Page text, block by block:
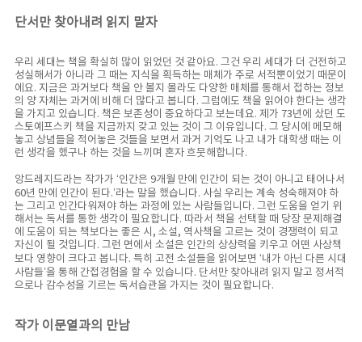
단서만 찾아내려 읽지 말자
우리 세대는 책을 확실히 많이 읽었던 것 같아요. 그건 우리 세대가 더 건전하고
성실해서가 아니라 그 때는 지식을 획득하는 매체가 주로 서적뿐이었기 때문이
에요. 지금은 과거보다 책을 안 볼지 몰라도 다양한 매체를 통해서 접하는 정보
의 양 자체는 과거에 비해 더 많다고 봅니다. 그럼에도 책을 읽어야 한다는 생각
을 가지고 있습니다. 책은 보존성이 중요하다고 보는데요. 제가 73년에 샀던 도
스토예프스키 책을 지금까지 갖고 있는 것이 그 이유입니다. 그 당시에 메모해
놓고 상념들을 적어놓은 것들을 보면서 과거 기억도 나고 내가 대학생 때는 이
런 생각을 했구나 하는 것을 느끼며 혼자 흐뭇해합니다.
앙드레지드라는 작가가 ‘인간은 9개월 만에 인간이 되는 것이 아니고 태어나서
60년 만에 인간이 된다.’라는 말을 했습니다. 사실 우리는 계속 성숙해져야 하
는 그리고 인간다워져야 하는 과정에 있는 사람들입니다. 그런 도움을 얻기 위
해서는 독서를 통한 생각이 필요합니다. 따라서 책을 선택할 때 당장 문제해결
에 도움이 되는 책보다는 좋은 시, 소설, 역사책을 고르는 것이 경쟁력이 되고
자신이 될 것입니다. 그런 면에서 소설은 인간의 상상력을 키우고 어떤 사상책
보다 영향이 크다고 봅니다. 특히 고전 소설들을 읽어보면 ‘내가 아닌 다른 시대
사람들’을 통해 간접경험을 할 수 있습니다. 단서만 찾아내려 읽지 말고 정서적
으로나 감수성을 기르는 독서습관을 가지는 것이 필요합니다.
작가 이문열과의 만남